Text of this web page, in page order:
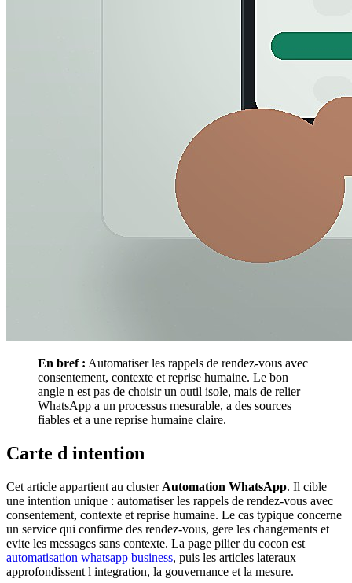
En bref : Automatiser les rappels de rendez-vous avec
consentement, contexte et reprise humaine. Le bon
angle n est pas de choisir un outil isole, mais de relier
WhatsApp a un processus mesurable, a des sources
fiables et a une reprise humaine claire.
Carte d intention
Cet article appartient au cluster Automation WhatsApp. Il cible
une intention unique : automatiser les rappels de rendez-vous avec
consentement, contexte et reprise humaine. Le cas typique concerne
un service qui confirme des rendez-vous, gere les changements et
evite les messages sans contexte. La page pilier du cocon est
automatisation whatsapp business, puis les articles lateraux
approfondissent l integration, la gouvernance et la mesure.